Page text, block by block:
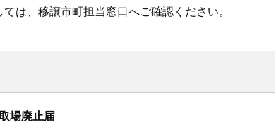
は、移譲市町担当窓口へご確認ください。
場廃止届